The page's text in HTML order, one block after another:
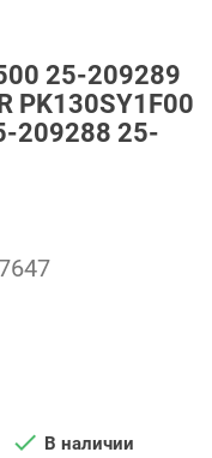
25-209289
PK130SY1F00
209288 25-
 В наличии